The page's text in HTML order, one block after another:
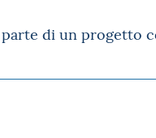
di un progetto